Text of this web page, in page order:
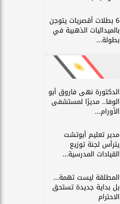
6 بطلات أقصريات يتوجن
بالميداليات الذهبية في
بطولة...
الدكتورة نهى فاروق أبو
الوفا.. مديرًا لمستشفى
الأورام...
مدير تعليم أبوتشت
يترأس لجنة توزيع
القيادات المدرسية...
المطلقة ليست تهمة...
بل بداية جديدة تستحق
الاحترام